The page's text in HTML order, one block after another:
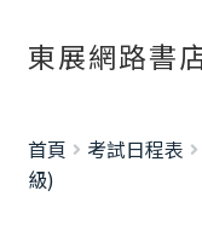
跳
至
覽
列
跳
至
要
內
容
東展網路書
書籍修正
首頁 考試日程表
級)